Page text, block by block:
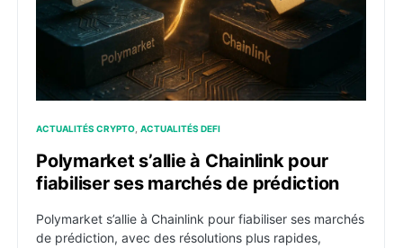
ACTUALITÉS CRYPTO ACTUALITÉS DEFI
Polymarket s’allie à Chainlink pour
fiabiliser ses marchés de prédiction
Polymarket s’allie à Chainlink pour fiabiliser ses marchés
de prédiction, avec des résolutions plus rapides,